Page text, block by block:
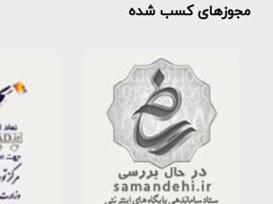
مجوزهای کسب شده